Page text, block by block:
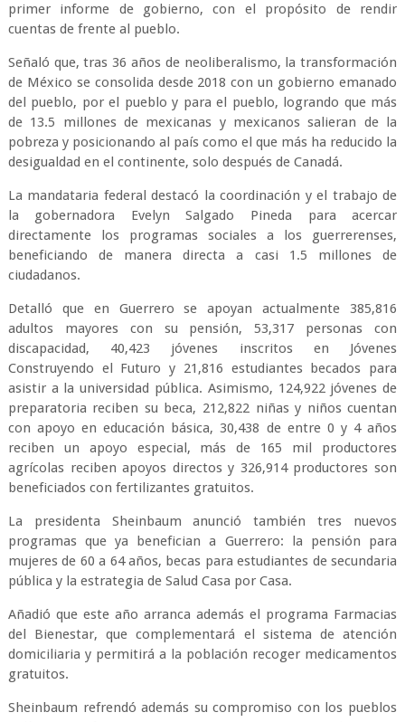
primer informe de gobierno, con el propósito de rendir
cuentas de frente al pueblo.
Señaló que, tras 36 años de neoliberalismo, la transformación
de México se consolida desde 2018 con un gobierno emanado
del pueblo, por el pueblo y para el pueblo, logrando que más
de 13.5 millones de mexicanas y mexicanos salieran de la
pobreza y posicionando al país como el que más ha reducido la
desigualdad en el continente, solo después de Canadá.
La mandataria federal destacó la coordinación y el trabajo de
la gobernadora Evelyn Salgado Pineda para acercar
directamente los programas sociales a los guerrerenses,
beneficiando de manera directa a casi 1.5 millones de
ciudadanos.
Detalló que en Guerrero se apoyan actualmente 385,816
adultos mayores con su pensión, 53,317 personas con
discapacidad, 40,423 jóvenes inscritos en Jóvenes
Construyendo el Futuro y 21,816 estudiantes becados para
asistir a la universidad pública. Asimismo, 124,922 jóvenes de
preparatoria reciben su beca, 212,822 niñas y niños cuentan
con apoyo en educación básica, 30,438 de entre 0 y 4 años
reciben un apoyo especial, más de 165 mil productores
agrícolas reciben apoyos directos y 326,914 productores son
beneficiados con fertilizantes gratuitos.
La presidenta Sheinbaum anunció también tres nuevos
programas que ya benefician a Guerrero: la pensión para
mujeres de 60 a 64 años, becas para estudiantes de secundaria
pública y la estrategia de Salud Casa por Casa.
Añadió que este año arranca además el programa Farmacias
del Bienestar, que complementará el sistema de atención
domiciliaria y permitirá a la población recoger medicamentos
gratuitos.
Sheinbaum refrendó además su compromiso con los pueblos